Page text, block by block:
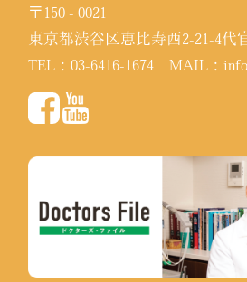
〒150 - 0021
東京都渋谷区恵比寿西2-21-4代
TEL：03-6416-1674 MAIL：